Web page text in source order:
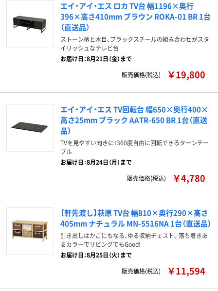
エイ・アイ・エス ロカ TV台 幅1196×奥行
396×高さ410mm ブラウン ROKA-01 BR 1台
（直送品）
ストーン柄と木目、ブラックスチールの組み合わせがスタ
イリッシュなテレビ台
お届け日：8月21日（金）まで
販売価格(税込)
￥19,800
エイ・アイ・エス TV回転台 幅650×奥行400×
高さ25mm ブラック AATR-650 BR 1台（直送
品）
TVを見やすい向きに！360度自由に回転できるターンテー
ブル
お届け日：8月24日（月）まで
販売価格(税込)
￥4,780
【軒先渡し】萩原 TV台 幅810×奥行290×高さ
405mm ナチュラル MN-5516NA 1台（直送品）
引き出しはかごにもなる、ゆる収納チェスト。落ち着きあ
るカラーでリビングでもGood!
お届け日：8月25日（火）まで
販売価格(税込)
￥11,594